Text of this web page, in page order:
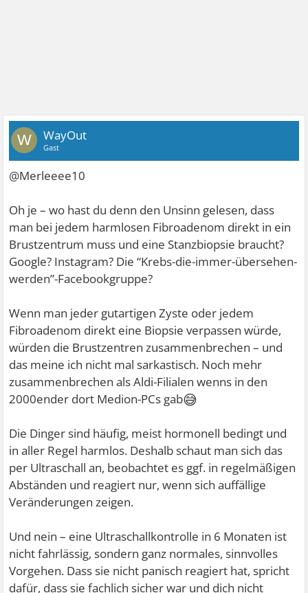
W WayOut
Gast
@Merleeee10
Oh je – wo hast du denn den Unsinn gelesen, dass
man bei jedem harmlosen Fibroadenom direkt in ein
Brustzentrum muss und eine Stanzbiopsie braucht?
Google? Instagram? Die “Krebs-die-immer-übersehen-
werden”-Facebookgruppe?
Wenn man jeder gutartigen Zyste oder jedem
Fibroadenom direkt eine Biopsie verpassen würde,
würden die Brustzentren zusammenbrechen – und
das meine ich nicht mal sarkastisch. Noch mehr
zusammenbrechen als Aldi-Filialen wenns in den
2000ender dort Medion-PCs gab😅
Die Dinger sind häufig, meist hormonell bedingt und
in aller Regel harmlos. Deshalb schaut man sich das
per Ultraschall an, beobachtet es ggf. in regelmäßigen
Abständen und reagiert nur, wenn sich auffällige
Veränderungen zeigen.
Und nein – eine Ultraschallkontrolle in 6 Monaten ist
nicht fahrlässig, sondern ganz normales, sinnvolles
Vorgehen. Dass sie nicht panisch reagiert hat, spricht
dafür, dass sie fachlich sicher war und dich nicht